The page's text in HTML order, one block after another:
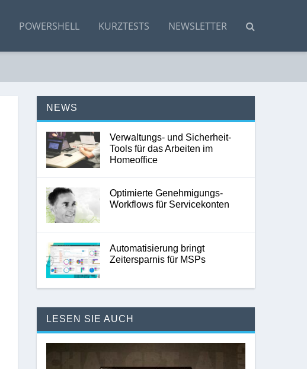
POWERSHELL KURZTESTS NEWSLETTER
NEWS
Verwaltungs- und Sicherheit-
Tools für das Arbeiten im
Homeoffice
Optimierte Genehmigungs-
Workflows für Servicekonten
Automatisierung bringt
Zeitersparnis für MSPs
LESEN SIE AUCH